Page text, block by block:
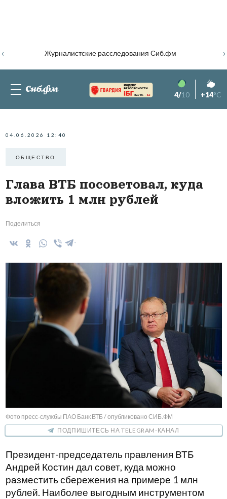
Журналистские расследования Сиб.фм
‹ ›
82.76% -1.2 4/10 +14°C
04.06.2026 12:40
ОБЩЕСТВО
Глава ВТБ посоветовал, куда
вложить 1 млн рублей
Поделиться
Фото пресс-службы ПАО Банк ВТБ / опубликовано СИБ.ФМ
ПОДПИШИТЕСЬ НА TELEGRAM-КАНАЛ
Президент-председатель правления ВТБ
Андрей Костин дал совет, куда можно
разместить сбережения на примере 1 млн
рублей. Наиболее выгодным инструментом